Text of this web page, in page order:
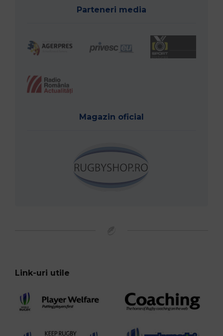
Parteneri media
Magazin oficial
Link-uri utile